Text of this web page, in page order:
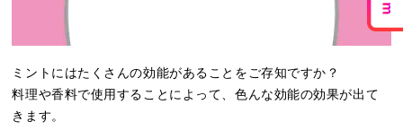
ミントにはたくさんの効能があることをご存知ですか？
料理や香料で使用することによって、色んな効能の効果が出て
きます。